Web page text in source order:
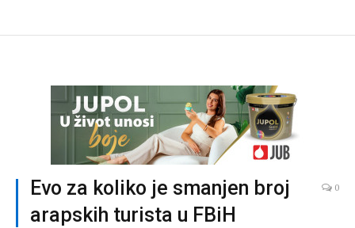
Evo za koliko je smanjen broj
arapskih turista u FBiH
0